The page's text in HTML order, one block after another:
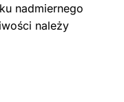
nadmiernego
należy